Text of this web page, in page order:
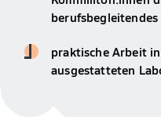
praktische Arbeit
ausgestatteten